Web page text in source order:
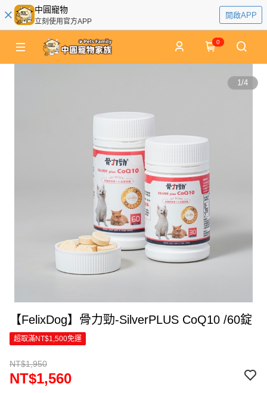
中圓寵物
立刻使用官方APP
開啟APP
0
1/4
【FelixDog】骨力勁-SilverPLUS CoQ10 /60錠
超取滿NT$1,500免運
NT$1,950
NT$1,560